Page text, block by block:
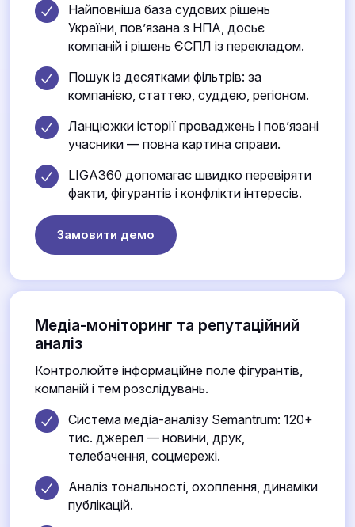
Найповніша база судових рішень
України, пов’язана з НПА, досьє
компаній і рішень ЄСПЛ із перекладом.
Пошук із десятками фільтрів: за
компанією, статтею, суддею, регіоном.
Ланцюжки історії проваджень і пов’язані
учасники — повна картина справи.
LIGA360 допомагає швидко перевіряти
факти, фігурантів і конфлікти інтересів.
Замовити демо
Медіа-моніторинг та репутаційний
аналіз
Контролюйте інформаційне поле фігурантів,
компаній і тем розслідувань.
Система медіа-аналізу Semantrum: 120+
тис. джерел — новини, друк,
телебачення, соцмережі.
Аналіз тональності, охоплення, динаміки
публікацій.